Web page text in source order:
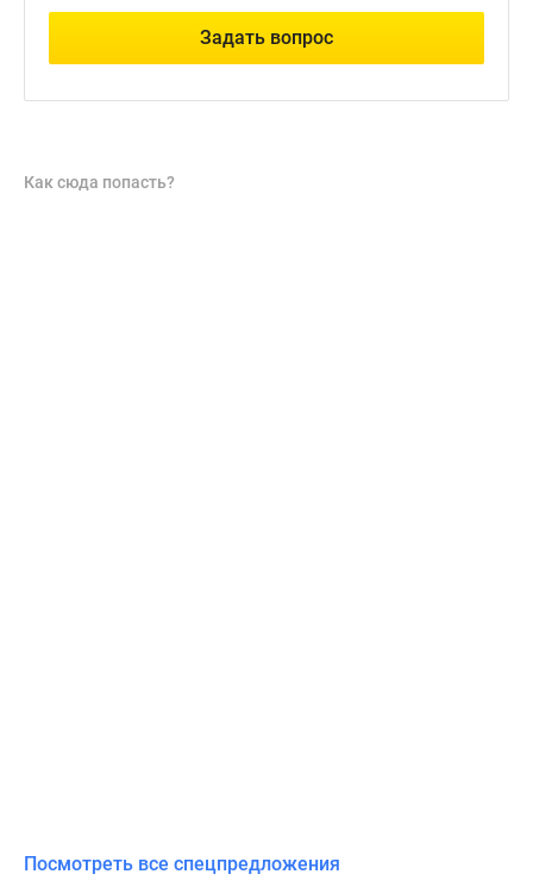
Задать вопрос
Как сюда попасть?
Посмотреть все спецпредложения